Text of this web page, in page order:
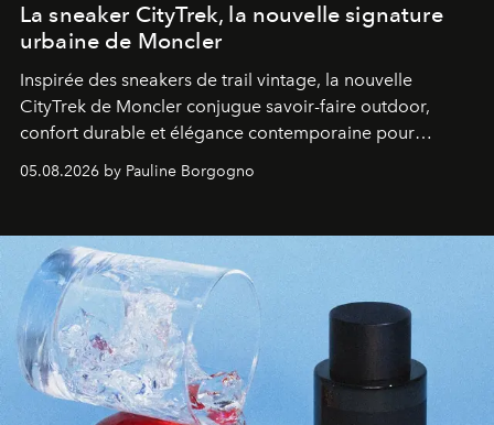
La sneaker CityTrek, la nouvelle signature
urbaine de Moncler
Inspirée des sneakers de trail vintage, la nouvelle
CityTrek de Moncler conjugue savoir-faire outdoor,
confort durable et élégance contemporaine pour
accompagner les explorations du quotidien.
05.08.2026 by Pauline Borgogno